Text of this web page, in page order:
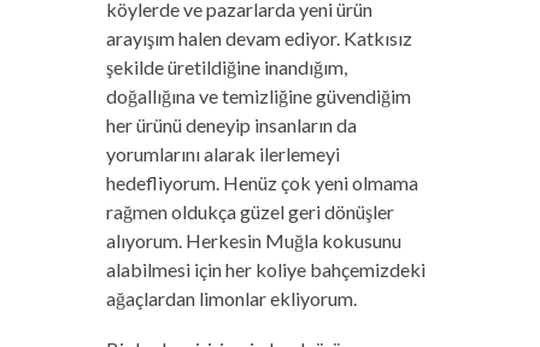
köylerde ve pazarlarda yeni ürün
arayışım halen devam ediyor. Katkısız
şekilde üretildiğine inandığım,
doğallığına ve temizliğine güvendiğim
her ürünü deneyip insanların da
yorumlarını alarak ilerlemeyi
hedefliyorum. Henüz çok yeni olmama
rağmen oldukça güzel geri dönüşler
alıyorum. Herkesin Muğla kokusunu
alabilmesi için her koliye bahçemizdeki
ağaçlardan limonlar ekliyorum.